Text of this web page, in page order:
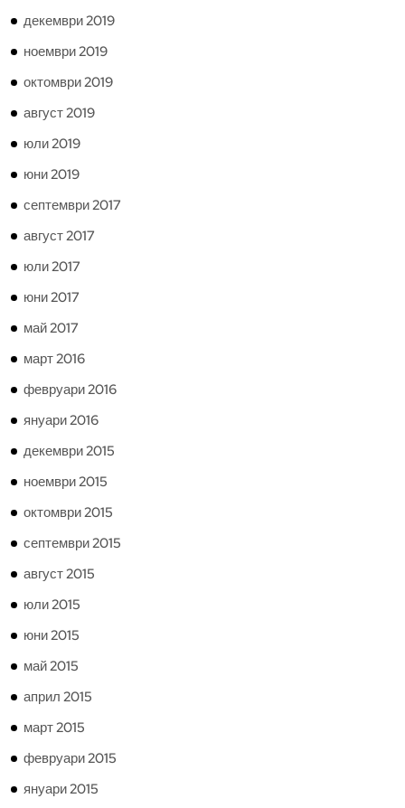
декември 2019
ноември 2019
октомври 2019
август 2019
юли 2019
юни 2019
септември 2017
август 2017
юли 2017
юни 2017
май 2017
март 2016
февруари 2016
януари 2016
декември 2015
ноември 2015
октомври 2015
септември 2015
август 2015
юли 2015
юни 2015
май 2015
април 2015
март 2015
февруари 2015
януари 2015